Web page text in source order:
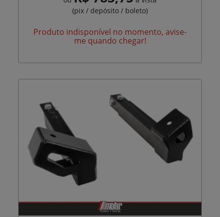
(pix / depósito / boleto)
Produto indisponível no momento, avise-
me quando chegar!